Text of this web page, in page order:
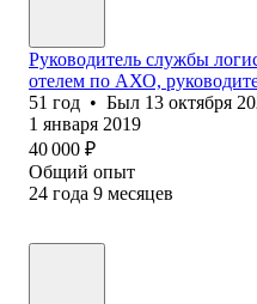
Руководитель службы
отелем по АХО,
51 год • Был 13 октября
1 января 2019
40 000 ₽
Общий опыт
24 года 9 месяцев